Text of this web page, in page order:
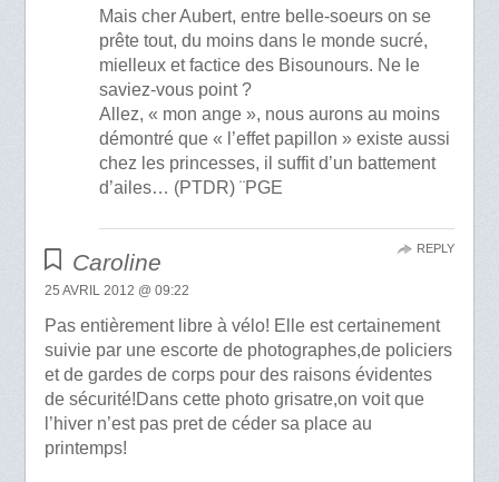
Mais cher Aubert, entre belle-soeurs on se
prête tout, du moins dans le monde sucré,
mielleux et factice des Bisounours. Ne le
saviez-vous point ?
Allez, « mon ange », nous aurons au moins
démontré que « l’effet papillon » existe aussi
chez les princesses, il suffit d’un battement
d’ailes… (PTDR) ¨PGE
Caroline
25 AVRIL 2012 @ 09:22
Pas entièrement libre à vélo! Elle est certainement
suivie par une escorte de photographes,de policiers
et de gardes de corps pour des raisons évidentes
de sécurité!Dans cette photo grisatre,on voit que
l’hiver n’est pas pret de céder sa place au
printemps!
REPLY